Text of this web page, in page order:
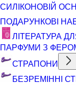
СИЛІКОНОВІЙ
ПОДАРУНКОВІ
ЛІТЕРАТУРА
ПАРФУМИ З
СТРАПОНИ
БЕЗРЕМІННІ